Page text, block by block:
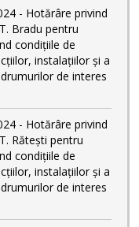
- Hotărâre privind
Bradu pentru
condiţiile de
instalaţiilor şi a
de interes
- Hotărâre privind
Rătești pentru
condiţiile de
instalaţiilor şi a
de interes